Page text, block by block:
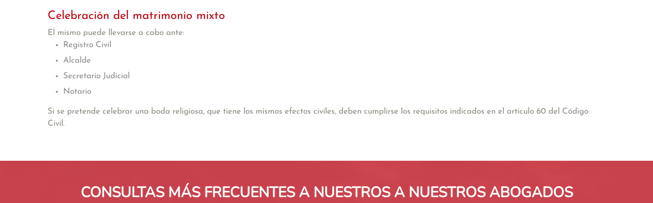
Celebración del matrimonio mixto
El mismo puede llevarse a cabo ante:
Registro Civil
Alcalde
Secretario Judicial
Notario
Si se pretende celebrar una boda religiosa, que tiene los mismos efectos civiles, deben cumplirse los requisitos indicados en el artículo 60 del Código
Civil.
CONSULTAS MÁS FRECUENTES A NUESTROS A NUESTROS ABOGADOS